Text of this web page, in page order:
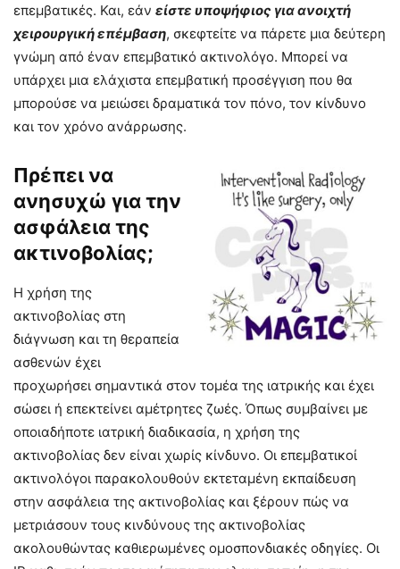
επεμβατικές. Και, εάν είστε υποψήφιος για ανοιχτή
χειρουργική επέμβαση, σκεφτείτε να πάρετε μια δεύτερη
γνώμη από έναν επεμβατικό ακτινολόγο. Μπορεί να
υπάρχει μια ελάχιστα επεμβατική προσέγγιση που θα
μπορούσε να μειώσει δραματικά τον πόνο, τον κίνδυνο
και τον χρόνο ανάρρωσης.
Πρέπει να
ανησυχώ για την
ασφάλεια της
ακτινοβολίας;
Η χρήση της
ακτινοβολίας στη
διάγνωση και τη θεραπεία
ασθενών έχει
προχωρήσει σημαντικά στον τομέα της ιατρικής και έχει
σώσει ή επεκτείνει αμέτρητες ζωές. Όπως συμβαίνει με
οποιαδήποτε ιατρική διαδικασία, η χρήση της
ακτινοβολίας δεν είναι χωρίς κίνδυνο. Οι επεμβατικοί
ακτινολόγοι παρακολουθούν εκτεταμένη εκπαίδευση
στην ασφάλεια της ακτινοβολίας και ξέρουν πώς να
μετριάσουν τους κινδύνους της ακτινοβολίας
ακολουθώντας καθιερωμένες ομοσπονδιακές οδηγίες. Οι